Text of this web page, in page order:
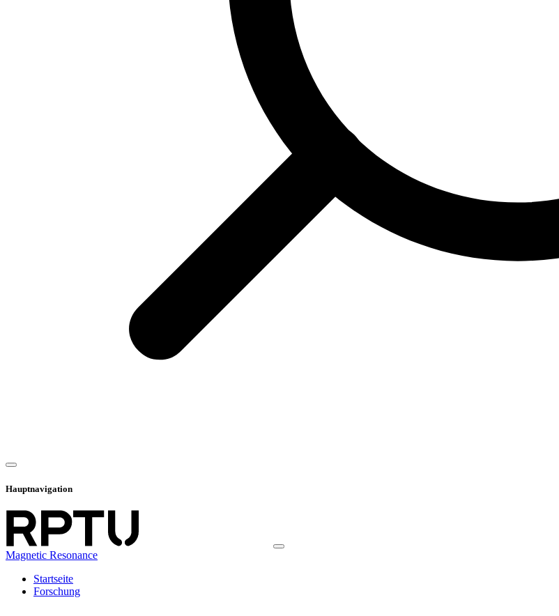
Hauptnavigation
Magnetic Resonance
Startseite
Forschung